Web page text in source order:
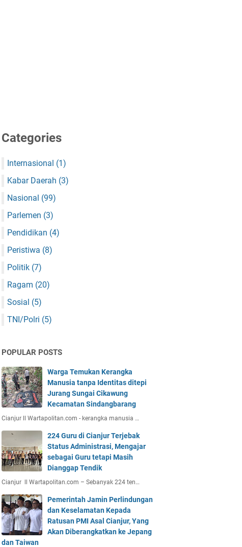
Categories
Internasional (1)
Kabar Daerah (3)
Nasional (99)
Parlemen (3)
Pendidikan (4)
Peristiwa (8)
Politik (7)
Ragam (20)
Sosial (5)
TNI/Polri (5)
POPULAR POSTS
Warga Temukan Kerangka
Manusia tanpa Identitas ditepi
Jurang Sungai Cikawung
Kecamatan Sindangbarang
Cianjur ll Wartapolitan.com - kerangka manusia …
224 Guru di Cianjur Terjebak
Status Administrasi, Mengajar
sebagai Guru tetapi Masih
Dianggap Tendik
Cianjur ll Wartapolitan.com – Sebanyak 224 ten…
Pemerintah Jamin Perlindungan
dan Keselamatan Kepada
Ratusan PMI Asal Cianjur, Yang
Akan Diberangkatkan ke Jepang
dan Taiwan